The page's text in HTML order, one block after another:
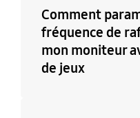
Comment
fréquence de
mon moniteur
de jeux